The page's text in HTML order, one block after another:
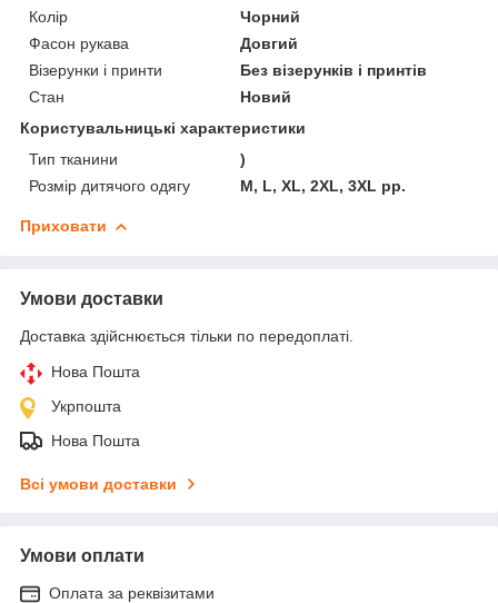
Колір
Чорний
Фасон рукава
Довгий
Візерунки і принти
Без візерунків і принтів
Стан
Новий
Користувальницькі характеристики
Тип тканини
)
Розмір дитячого одягу
M, L, XL, 2XL, 3XL рр.
Приховати
Умови доставки
Доставка здійснюється тільки по передоплаті.
Нова Пошта
Укрпошта
Нова Пошта
Всі умови доставки
Умови оплати
Оплата за реквізитами